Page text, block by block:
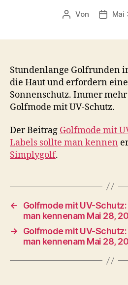
Beitragsautor
Von Mai
Stundenlange Golfrunden
die Haut und erfordern
Sonnenschutz. Immer
Golfmode mit UV-Schutz.
Der Beitrag Golfmode mit
Labels sollte man kennen
Simplygolf.
←
Golfmode mit UV-
man kennenam Mai 28,
→
Golfmode mit UV-
man kennenam Mai 28,